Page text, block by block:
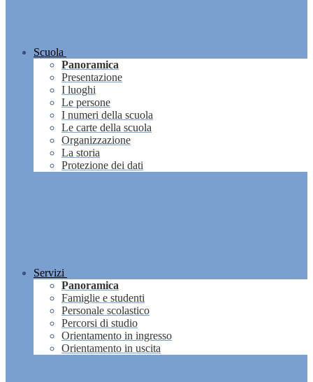
Scuola
Panoramica
Presentazione
I luoghi
Le persone
I numeri della scuola
Le carte della scuola
Organizzazione
La storia
Protezione dei dati
Servizi
Panoramica
Famiglie e studenti
Personale scolastico
Percorsi di studio
Orientamento in ingresso
Orientamento in uscita